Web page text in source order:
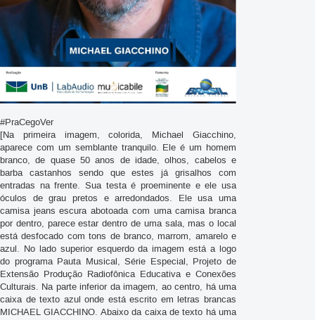
#PraCegoVer
[Na primeira imagem, colorida, Michael Giacchino,
aparece com um semblante tranquilo. Ele é um homem
branco, de quase 50 anos de idade, olhos, cabelos e
barba castanhos sendo que estes já grisalhos com
entradas na frente. Sua testa é proeminente e ele usa
óculos de grau pretos e arredondados. Ele usa uma
camisa jeans escura abotoada com uma camisa branca
por dentro, parece estar dentro de uma sala, mas o local
está desfocado com tons de branco, marrom, amarelo e
azul. No lado superior esquerdo da imagem está a logo
do programa Pauta Musical, Série Especial, Projeto de
Extensão Produção Radiofônica Educativa e Conexões
Culturais. Na parte inferior da imagem, ao centro, há uma
caixa de texto azul onde está escrito em letras brancas
MICHAEL GIACCHINO. Abaixo da caixa de texto há uma